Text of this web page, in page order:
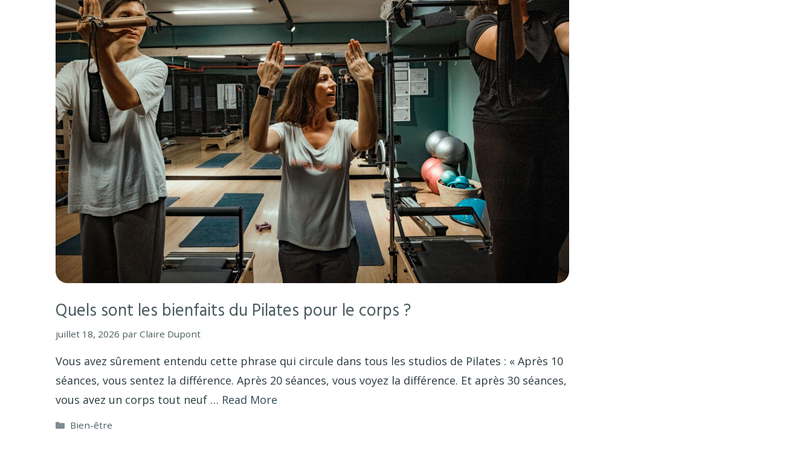
Quels sont les bienfaits du Pilates pour le corps ?
juillet 18, 2026 par Claire Dupont
Vous avez sûrement entendu cette phrase qui circule dans tous les studios de Pilates : « Après 10
séances, vous sentez la différence. Après 20 séances, vous voyez la différence. Et après 30 séances,
vous avez un corps tout neuf … Read More
Catégories
Bien-être